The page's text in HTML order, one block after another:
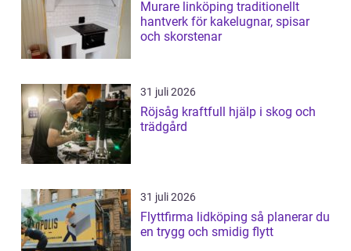
Murare linköping traditionellt
hantverk för kakelugnar, spisar
och skorstenar
31 juli 2026
Röjsåg kraftfull hjälp i skog och
trädgård
31 juli 2026
Flyttfirma lidköping så planerar du
en trygg och smidig flytt